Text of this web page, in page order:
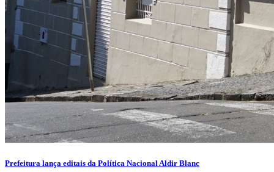
Prefeitura lança editais da Política Nacional Aldir Blanc